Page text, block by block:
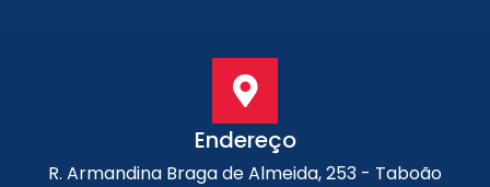
Endereço
R. Armandina Braga de Almeida, 253 - Taboão